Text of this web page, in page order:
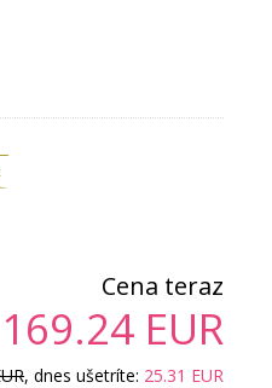
Cena teraz
169.24 EUR
, dnes ušetríte: 25.31 EUR